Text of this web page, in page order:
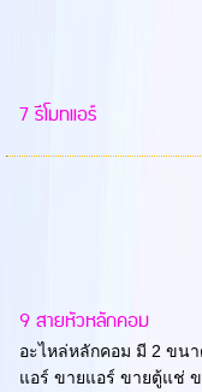
7 รีโมทแอร์
9 สายหัวหลักคอม
อะไหล่หลักคอม มี 2 ขน
แอร์ ขายแอร์ ขายตู้แช่